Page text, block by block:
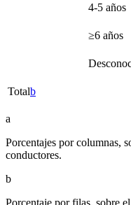
4-5 años
≥6 años
Totalb
a
Porcentajes por columnas,
conductores.
b
Porcentaje por filas, sobre